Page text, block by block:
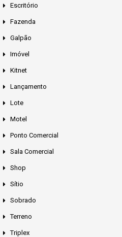
Escritório
Fazenda
Galpão
Imóvel
Kitnet
Lançamento
Lote
Motel
Ponto Comercial
Sala Comercial
Shop
Sítio
Sobrado
Terreno
Triplex